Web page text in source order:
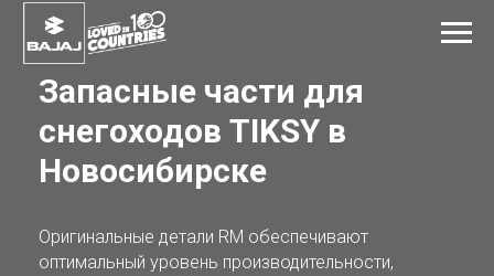
Запасные части для
снегоходов TIKSY в
Новосибирске
Оригинальные детали RM обеспечивают
оптимальный уровень производительности,